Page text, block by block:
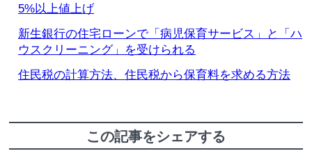
5%以上値上げ
新生銀行の住宅ローンで「病児保育サービス」と「ハ
ウスクリーニング」を受けられる
住民税の計算方法、住民税から保育料を求める方法
この記事をシェアする